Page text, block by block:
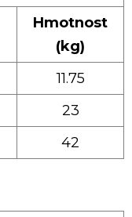
Hmotnost
(kg)
11.75
23
42